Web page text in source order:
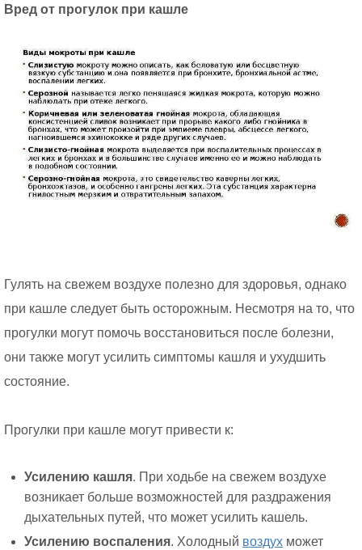
Вред от прогулок при кашле
Гулять на свежем воздухе полезно для здоровья, однако
при кашле следует быть осторожным. Несмотря на то, что
прогулки могут помочь восстановиться после болезни,
они также могут усилить симптомы кашля и ухудшить
состояние.
Прогулки при кашле могут привести к:
Усилению кашля. При ходьбе на свежем воздухе
возникает больше возможностей для раздражения
дыхательных путей, что может усилить кашель.
Усилению воспаления. Холодный воздух может